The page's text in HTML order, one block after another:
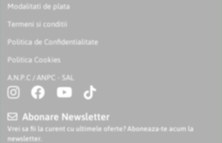
Modalitati de plata
Termeni si conditii
Politica de Confidentialitate
Politica Cookies
A.N.P.C / ANPC - SAL
Abonare Newsletter
Vrei sa fii la curent cu ultimele oferte? Aboneaza-te acum la
newsletter.